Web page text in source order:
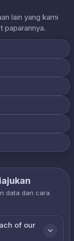
lain yang kami
paparannya.
data dan cara
of our